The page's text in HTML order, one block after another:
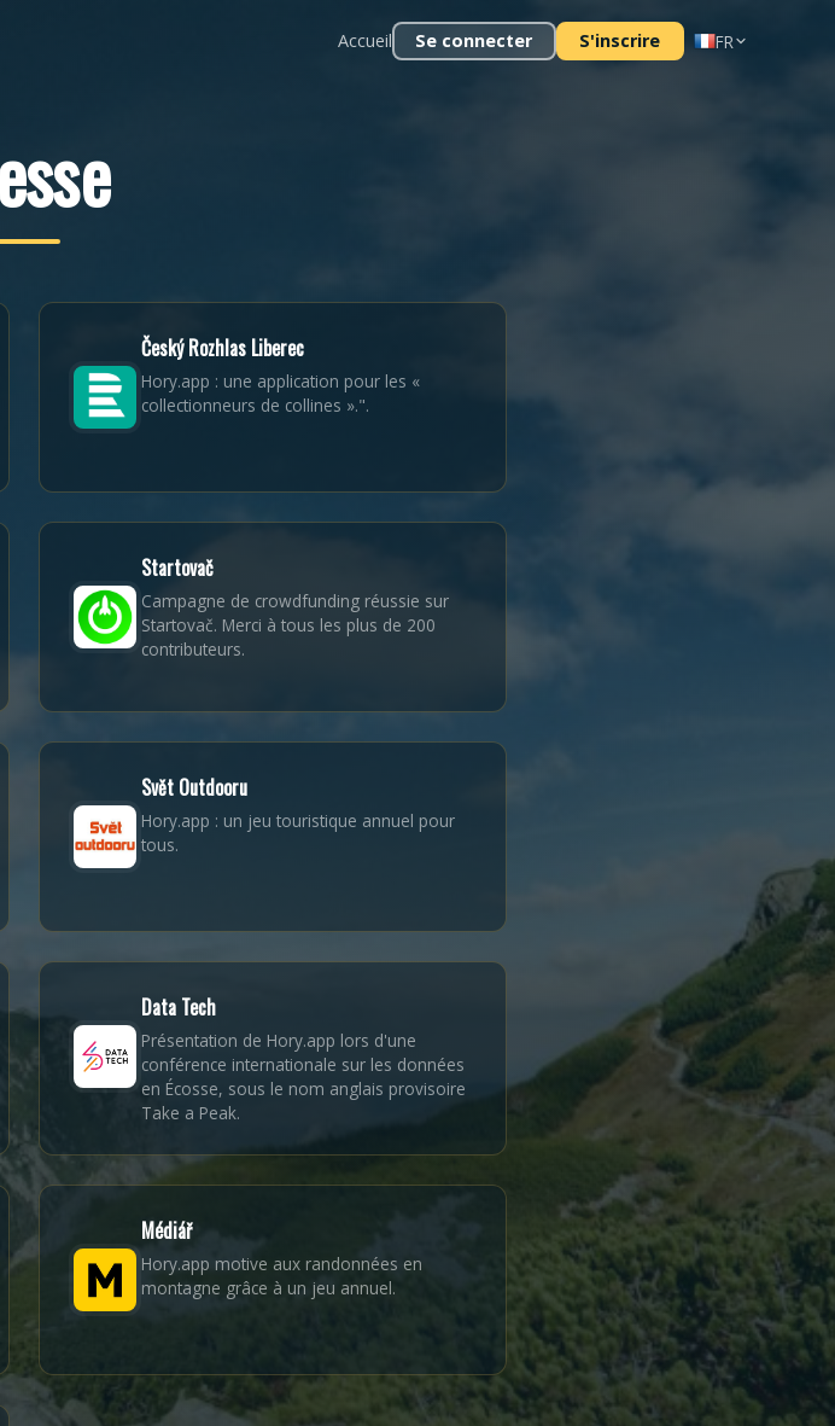
Accueil Se connecter S'inscrire FR
Český Rozhlas Liberec
Hory.app : une application pour les «
collectionneurs de collines ».".
Startovač
Campagne de crowdfunding réussie sur
Startovač. Merci à tous les plus de 200
contributeurs.
Svět Outdooru
Hory.app : un jeu touristique annuel pour
tous.
Data Tech
Présentation de Hory.app lors d'une
conférence internationale sur les données
en Écosse, sous le nom anglais provisoire
Take a Peak.
Médiář
Hory.app motive aux randonnées en
montagne grâce à un jeu annuel.